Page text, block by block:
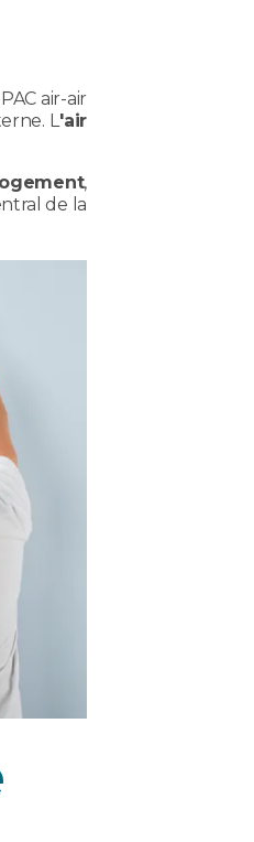
air-air
L'air
,
de la